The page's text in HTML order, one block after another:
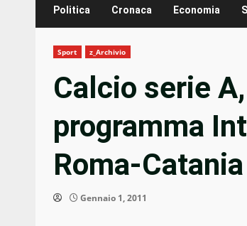
Politica Cronaca Economia
Sport z_Archivio
Calcio serie
programma
Roma-Catania
Gennaio 1, 2011